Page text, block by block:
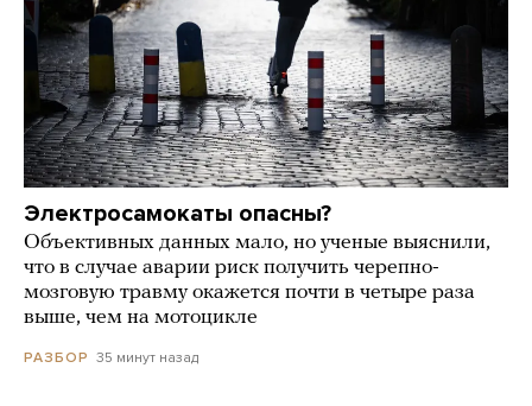
Электросамокаты опасны?
Объективных данных мало, но ученые выяснили,
что в случае аварии риск получить черепно-
мозговую травму окажется почти в четыре раза
выше, чем на мотоцикле
РАЗБОР 35 минут назад